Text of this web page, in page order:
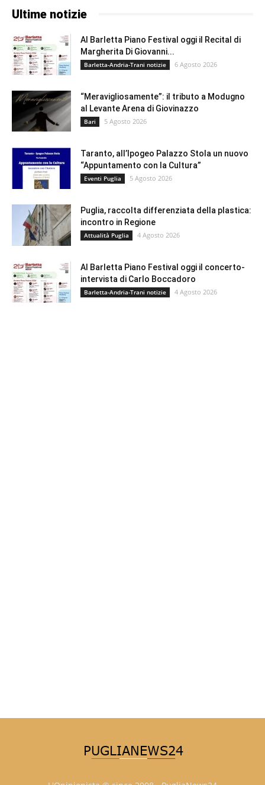
Ultime notizie
Al Barletta Piano Festival oggi il Recital di
Margherita Di Giovanni...
Barletta-Andria-Trani notizie 6 Agosto 2026
“Meravigliosamente”: il tributo a Modugno
al Levante Arena di Giovinazzo
Bari 5 Agosto 2026
Taranto, all’Ipogeo Palazzo Stola un nuovo
“Appuntamento con la Cultura”
Eventi Puglia 5 Agosto 2026
Puglia, raccolta differenziata della plastica:
incontro in Regione
Attualità Puglia 4 Agosto 2026
Al Barletta Piano Festival oggi il concerto-
intervista di Carlo Boccadoro
Barletta-Andria-Trani notizie 4 Agosto 2026